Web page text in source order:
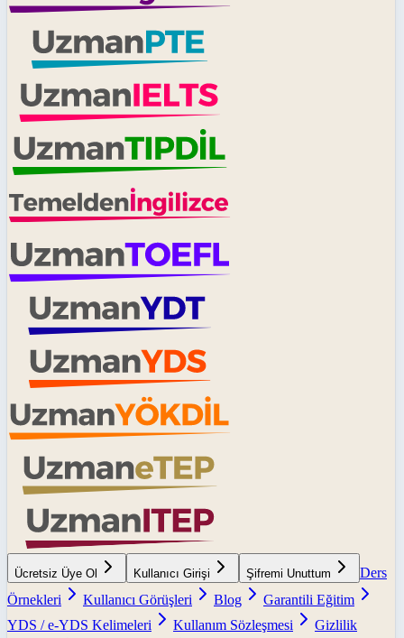
Ücretsiz Üye Ol Kullanıcı Girişi Şifremi Unuttum
Ders
Örnekleri
Kullanıcı Görüşleri Blog
Garantili Eğitim
YDS / e-YDS Kelimeleri
Kullanım Sözleşmesi
Gizlilik